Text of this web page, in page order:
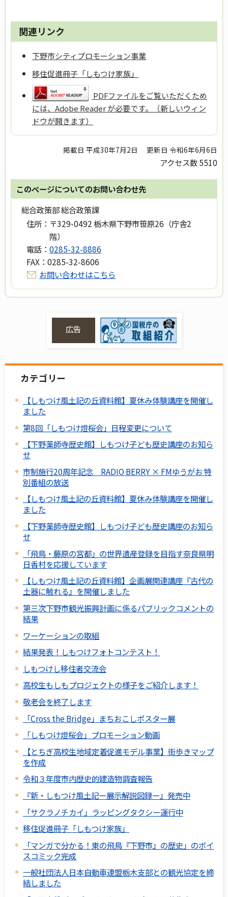
関連リンク
下野市シティプロモーション事業
移住促進冊子「しもつけ家族」
PDFファイルをご覧いただくため
には、Adobe Reader が必要です。（新しいウィン
ドウが開きます）
掲載日 平成30年7月2日 更新日 令和6年6月6日
アクセス数5510
このページについてのお問い合わせ先
総合政策部 総合政策課
住所： 〒329-0492 栃木県下野市笹原26（庁舎2
階）
電話： 0285-32-8886
FAX： 0285-32-8606
お問い合わせはこちら
広告
カテゴリー
【しもつけ風土記の丘資料館】夏休み体験講座を開催し
ました
第8回「しもつけ燈桜会」日程変更について
【下野薬師寺歴史館】しもつけ子ども歴史講座のお知ら
せ
市制施行20周年記念 RADIO BERRY × FMゆうがお 特
別番組の放送
【しもつけ風土記の丘資料館】夏休み体験講座を開催し
ました
【下野薬師寺歴史館】しもつけ子ども歴史講座のお知ら
せ
「飛鳥・藤原の宮都」の世界遺産登録を目指す奈良県明
日香村を応援しています
【しもつけ風土記の丘資料館】企画展関連講座『古代の
土器に触れる』を開催しました
第三次下野市観光振興計画に係るパブリックコメントの
結果
ワーケーションの取組
結果発表！しもつけフォトコンテスト！
しもつけし移住者交流会
高校生もしもプロジェクトの様子をご紹介します！
敬老会を終了します
「Cross the Bridge」まちおこしポスター展
「しもつけ燈桜会」プロモーション動画
【とちぎ高校生地域定着促進モデル事業】街歩きマップ
を作成
令和３年度市内歴史的建造物調査報告
『新・しもつけ風土記ー展示解説図録ー』発売中
「サクラノチカイ」ラッピングタクシー運行中
移住促進冊子「しもつけ家族」
「マンガで分かる！東の飛鳥『下野市』の歴史」のボイ
スコミック完成
一般社団法人日本自動車連盟栃木支部との観光協定を締
結しました